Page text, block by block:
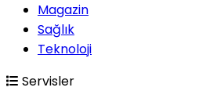
Magazin
Sağlık
Teknoloji
Servisler